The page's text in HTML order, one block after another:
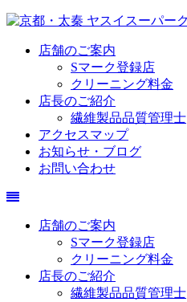
店舗のご案内
Sマーク登録店
クリーニング料金
店長のご紹介
繊維製品品質管理士
アクセスマップ
お知らせ・ブログ
お問い合わせ
店舗のご案内
Sマーク登録店
クリーニング料金
店長のご紹介
繊維製品品質管理士